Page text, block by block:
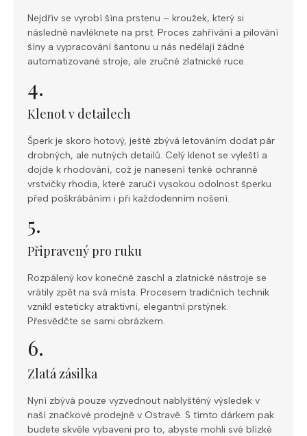
Nejdřív se vyrobí šína prstenu – kroužek, který si
následně navléknete na prst. Proces zahřívání a pilování
šíny a vypracování šantonu u nás nedělají žádné
automatizované stroje, ale zručné zlatnické ruce.
4.
Klenot v detailech
Šperk je skoro hotový, ještě zbývá letováním dodat pár
drobných, ale nutných detailů. Celý klenot se vyleští a
dojde k rhodování, což je nanesení tenké ochranné
vrstvičky rhodia, které zaručí vysokou odolnost šperku
před poškrábáním i při každodenním nošení.
5.
Připravený pro ruku
Rozpálený kov konečně zaschl a zlatnické nástroje se
vrátily zpět na svá místa. Procesem tradičních technik
vznikl esteticky atraktivní, elegantní prstýnek.
Přesvědčte se sami obrázkem.
6.
Zlatá zásilka
Nyní zbývá pouze vyzvednout nablyštěný výsledek v
naší značkové prodejně v Ostravě. S tímto dárkem pak
budete skvěle vybaveni pro to, abyste mohli své blízké